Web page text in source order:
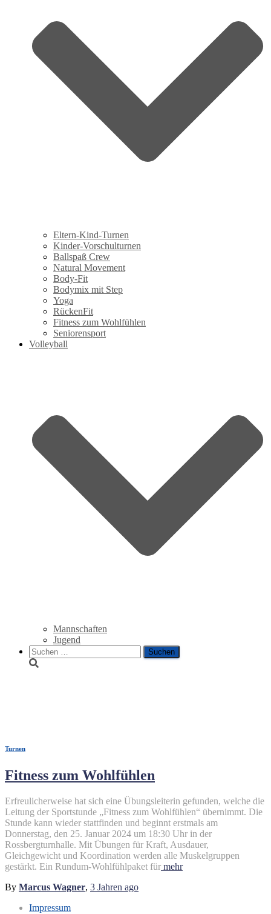
Eltern-Kind-Turnen
Kinder-Vorschulturnen
Ballspaß Crew
Natural Movement
Body-Fit
Bodymix mit Step
Yoga
RückenFit
Fitness zum Wohlfühlen
Seniorensport
Volleyball
Mannschaften
Jugend
Suche
nach:
Turnen
Fitness zum Wohlfühlen
Erfreulicherweise hat sich eine Übungsleiterin gefunden, welche die
Leitung der Sportstunde „Fitness zum Wohlfühlen“ übernimmt. Die
Stunde kann wieder stattfinden und beginnt erstmals am
Donnerstag, den 25. Januar 2024 um 18:30 Uhr in der
Rossbergturnhalle. Mit Übungen für Kraft, Ausdauer,
Gleichgewicht und Koordination werden alle Muskelgruppen
gestärkt. Ein Rundum-Wohlfühlpaket für mehr
By Marcus Wagner, 3 Jahren ago
Impressum